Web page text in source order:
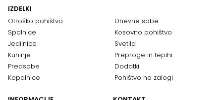
IZDELKI
Otroško pohištvo
Spalnice
Jedilnice
Kuhinje
Predsobe
Kopalnice
Dnevne sobe
Kosovno pohištvo
Svetila
Preproge in tepihi
Dodatki
Pohištvo na zalogi